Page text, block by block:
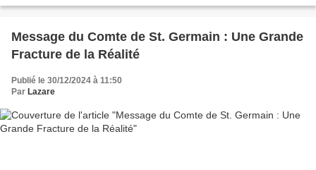
Message du Comte de St. Germain : Une Grande
Fracture de la Réalité
Publié le 30/12/2024 à 11:50
Par Lazare